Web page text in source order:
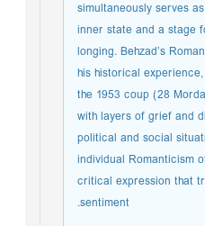
simultaneously serves
inner state and a stage
longing. Behzad’s
his historical
the 1953 coup (28
with layers of grief and
political and social
individual Romanticism
critical expression that
sentiment.